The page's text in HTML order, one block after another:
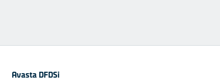
Avasta DFDSi